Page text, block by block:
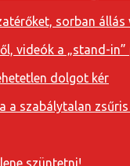
sorban
videók a „stand-
dolgot kér
a szabálytalan
szüntetni!